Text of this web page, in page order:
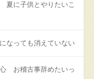
夏に子供とやりたいこ
なっても消えていない
お稽古事辞めたいっ